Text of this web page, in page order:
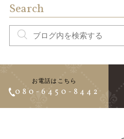
Search
お電話はこちら
080-6450-8442